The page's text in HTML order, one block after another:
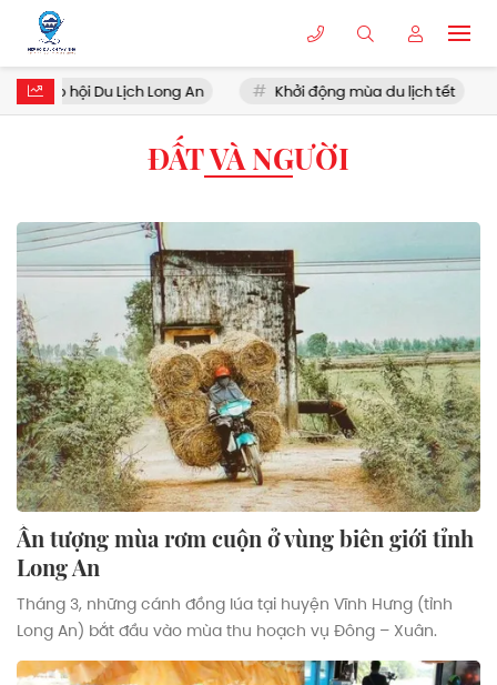
hội Du Lịch Long An Khởi động mùa du lịch tết
ĐẤT VÀ NGƯỜI
Ấn tượng mùa rơm cuộn ở vùng biên giới tỉnh
Long An
Tháng 3, những cánh đồng lúa tại huyện Vĩnh Hưng (tỉnh
Long An) bắt đầu vào mùa thu hoạch vụ Đông – Xuân.